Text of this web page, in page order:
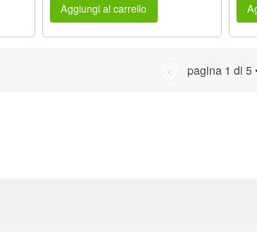
Aggiungi al carrello
< pagina 1 di 5